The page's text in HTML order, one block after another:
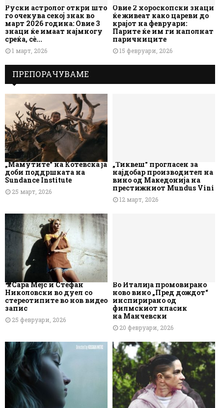
Руски астролог откри што
го очекува секој знак во
март 2026 година: Овие 3
знаци ќе имаат најмногу
среќа, сè...
1 март, 2026
Овие 2 хороскопски знаци
ќе живеат како цареви до
крајот на февруари:
Парите ќе им ги наполнат
паричниците
15 февруари, 2026
ПРЕПОРАЧУВАМЕ
„Мамутите“ на Котевска ја
доби поддршката на
Sundance Institute
25 март, 2026
„Тиквеш“ прогласен за
најдобар производител на
вино од Македонија на
престижниот Mundus Vini
12 март, 2026
🎥Сара Мејс и Стефан
Николовски во дуел со
стереотипите во нов видео
запис
25 февруари, 2026
Во Италија промовирано
ново вино „Пред дождот“
инспирирано од
филмскиот класик
на Манчевски
20 февруари, 2026